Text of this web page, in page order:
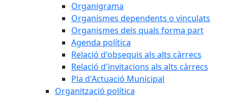
Organigrama
Organismes dependents o vinculats
Organismes dels quals forma part
Agenda política
Relació d'obsequis als alts càrrecs
Relació d'invitacions als alts càrrecs
Pla d'Actuació Municipal
Organització política